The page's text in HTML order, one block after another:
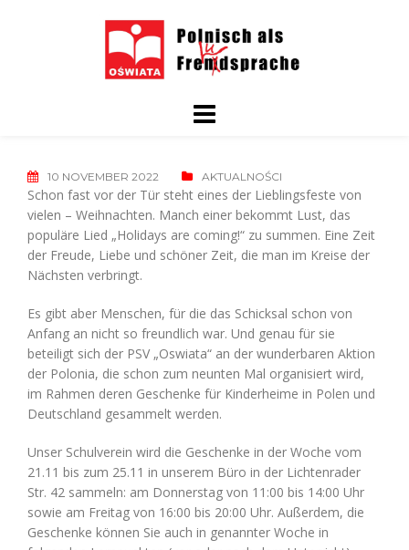
10 NOVEMBER 2022 AKTUALNOŚCI
Schon fast vor der Tür steht eines der Lieblingsfeste von
vielen – Weihnachten. Manch einer bekommt Lust, das
populäre Lied „Holidays are coming!“ zu summen. Eine Zeit
der Freude, Liebe und schöner Zeit, die man im Kreise der
Nächsten verbringt.
Es gibt aber Menschen, für die das Schicksal schon von
Anfang an nicht so freundlich war. Und genau für sie
beteiligt sich der PSV „Oswiata“ an der wunderbaren Aktion
der Polonia, die schon zum neunten Mal organisiert wird,
im Rahmen deren Geschenke für Kinderheime in Polen und
Deutschland gesammelt werden.
Unser Schulverein wird die Geschenke in der Woche vom
21.11 bis zum 25.11 in unserem Büro in der Lichtenrader
Str. 42 sammeln: am Donnerstag von 11:00 bis 14:00 Uhr
sowie am Freitag von 16:00 bis 20:00 Uhr. Außerdem, die
Geschenke können Sie auch in genannter Woche in